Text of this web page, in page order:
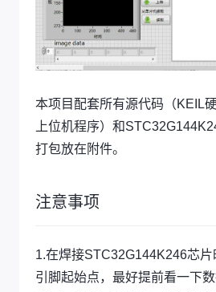
本项目配套所有源代码（KEIL
上位机程序）和
打包放在附件。
注意事项
1.在焊接STC32G144K246芯
引脚起始点，最好提前看一下